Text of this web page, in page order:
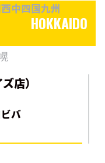
中四国九州
HOKKAIDO
店）
バ